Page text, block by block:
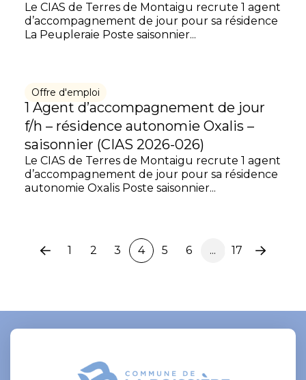
Le CIAS de Terres de Montaigu recrute 1 agent
d’accompagnement de jour pour sa résidence
La Peupleraie Poste saisonnier...
Offre d'emploi
1 Agent d’accompagnement de jour
f/h – résidence autonomie Oxalis –
saisonnier (CIAS 2026-026)
Le CIAS de Terres de Montaigu recrute 1 agent
d’accompagnement de jour pour sa résidence
autonomie Oxalis Poste saisonnier...
Page1 2 3 4 5 6 ... 17
Page